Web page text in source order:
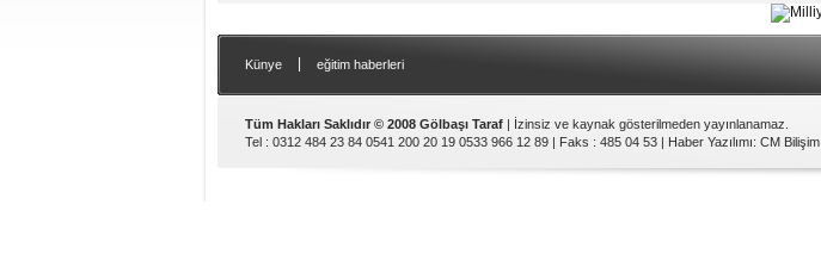
Künye eğitim haberleri
Tüm Hakları Saklıdır © 2008 Gölbaşı Taraf | İzinsiz ve kaynak gösterilmeden yayınlanamaz.
Tel : 0312 484 23 84 0541 200 20 19 0533 966 12 89 | Faks : 485 04 53 | Haber Yazılımı: CM Bilişim